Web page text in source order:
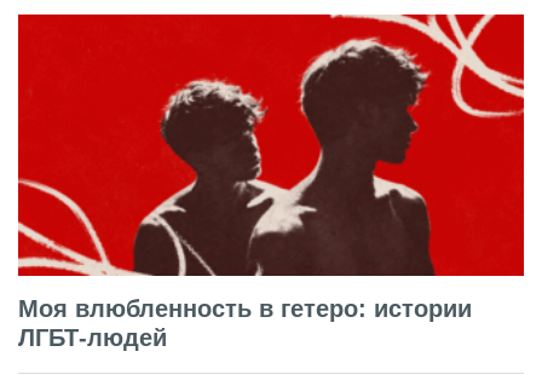
Моя влюбленность в гетеро: истории
ЛГБТ-людей